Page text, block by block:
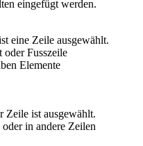
eingefügt werden.
eine Zeile ausgewählt.
Fusszeile
Elemente
Zeile ist ausgewählt.
in andere Zeilen